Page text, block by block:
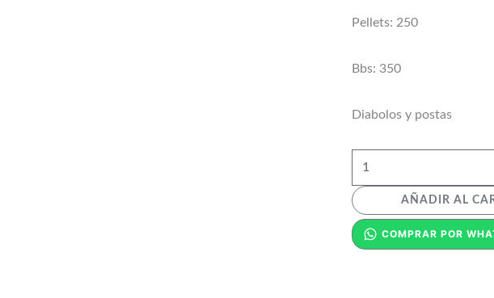
Pellets: 250
Bbs: 350
Diabolos y postas
AÑADIR AL
COMPRAR POR